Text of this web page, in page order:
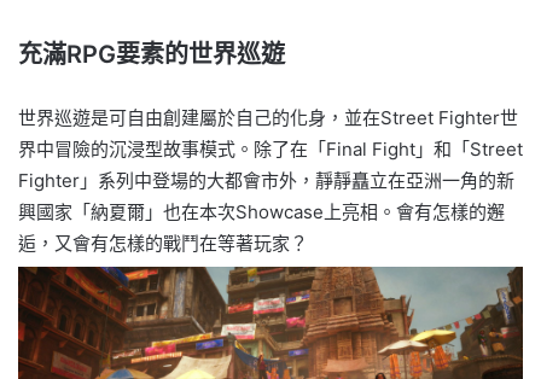
充滿RPG要素的世界巡遊
世界巡遊是可自由創建屬於自己的化身，並在Street Fighter世
界中冒險的沉浸型故事模式。除了在「Final Fight」和「Street
Fighter」系列中登場的大都會市外，靜靜矗立在亞洲一角的新
興國家「納夏爾」也在本次Showcase上亮相。會有怎樣的邂
逅，又會有怎樣的戰鬥在等著玩家？